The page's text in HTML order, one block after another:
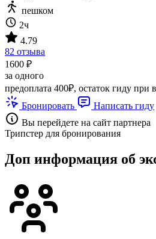
пешком
2ч
4.79
82 отзыва
1600 ₽
за одного
предоплата 400₽, остаток гиду при
Бронировать
Написать гиду
Вы перейдете на сайт партнера
Трипстер для бронирования
Доп информация об